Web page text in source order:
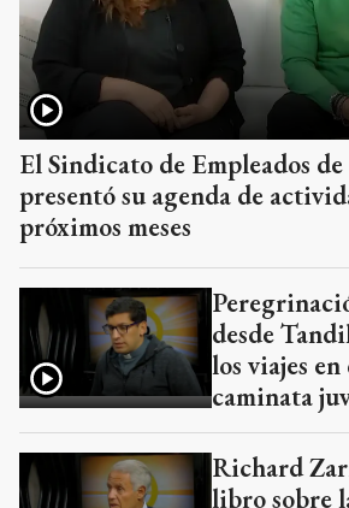
El Sindicato de Empleados
presentó su agenda de
próximos meses
desde
los viajes
caminata
Richard
libro sobre